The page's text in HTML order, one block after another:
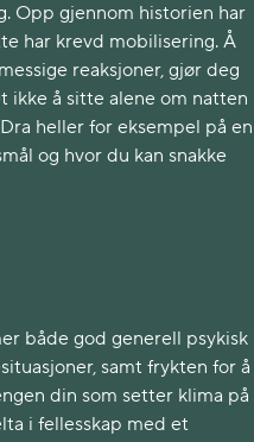
Opp gjennom historien har
har krevd mobilisering. Å
reaksjoner, gjør deg
ikke å sitte alene om natten
heller for eksempel på en
og hvor du kan snakke
både god generell psykisk
samt frykten for å
din som setter klima på
i fellesskap med et